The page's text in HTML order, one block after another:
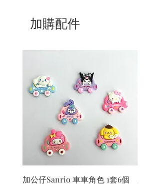
加購配件
加公仔Sanrio 車車角色 1套6個